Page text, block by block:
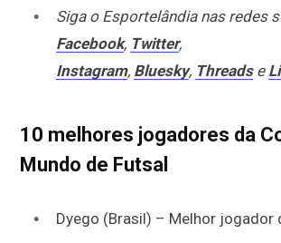
Siga o Esportelândia nas redes
Facebook, Twitter,
Instagram, Bluesky, Threadse
10 melhores jogadores da
Mundo de Futsal
Dyego (Brasil) – Melhor jogador